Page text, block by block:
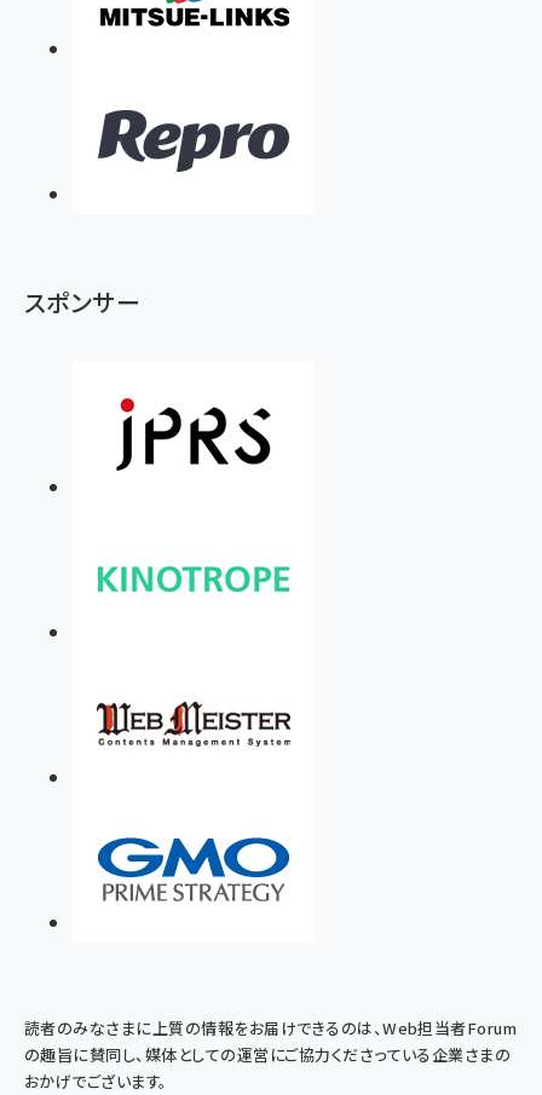
スポンサー
読者のみなさまに上質の情報をお届けできるのは、Web担当者Forum
の趣旨に賛同し、媒体としての運営にご協力くださっている企業さまの
おかげでございます。